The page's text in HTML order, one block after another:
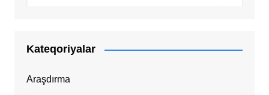
Kateqoriyalar
Araşdırma